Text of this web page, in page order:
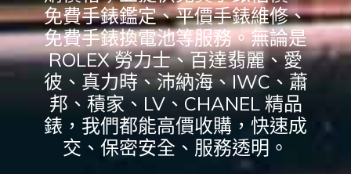
免費手錶鑑定、平價手錶維修、
免費手錶換電池等服務。無論是
ROLEX 勞力士、百達翡麗、愛
彼、真力時、沛納海、IWC、蕭
邦、積家、LV、CHANEL 精品
錶，我們都能高價收購，快速成
交、保密安全、服務透明。